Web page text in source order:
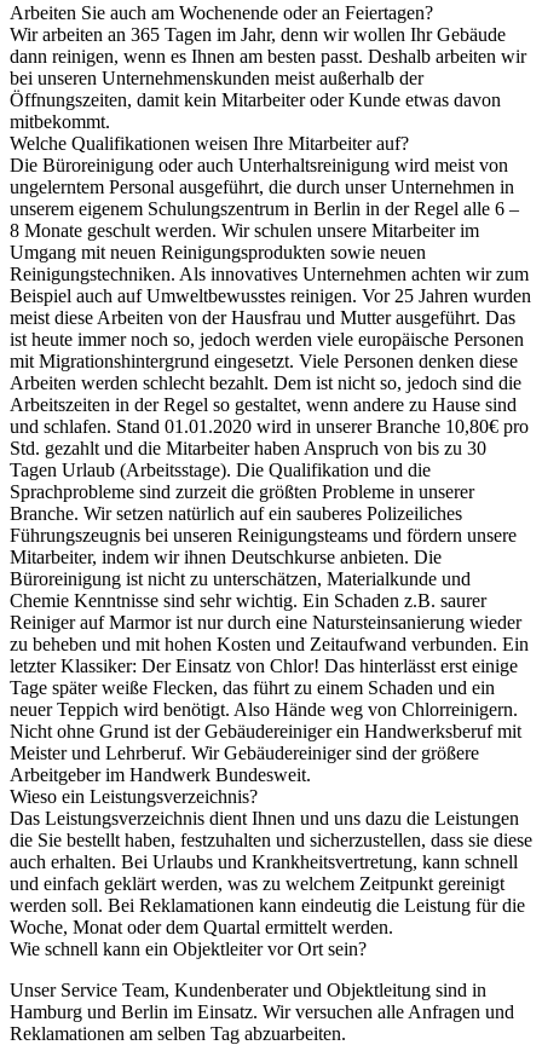
Arbeiten Sie auch am Wochenende oder an Feiertagen?
Wir arbeiten an 365 Tagen im Jahr, denn wir wollen Ihr Gebäude
dann reinigen, wenn es Ihnen am besten passt. Deshalb arbeiten wir
bei unseren Unternehmenskunden meist außerhalb der
Öffnungszeiten, damit kein Mitarbeiter oder Kunde etwas davon
mitbekommt.
Welche Qualifikationen weisen Ihre Mitarbeiter auf?
Die Büroreinigung oder auch Unterhaltsreinigung wird meist von
ungelerntem Personal ausgeführt, die durch unser Unternehmen in
unserem eigenem Schulungszentrum in Berlin in der Regel alle 6 –
8 Monate geschult werden. Wir schulen unsere Mitarbeiter im
Umgang mit neuen Reinigungsprodukten sowie neuen
Reinigungstechniken. Als innovatives Unternehmen achten wir zum
Beispiel auch auf Umweltbewusstes reinigen. Vor 25 Jahren wurden
meist diese Arbeiten von der Hausfrau und Mutter ausgeführt. Das
ist heute immer noch so, jedoch werden viele europäische Personen
mit Migrationshintergrund eingesetzt. Viele Personen denken diese
Arbeiten werden schlecht bezahlt. Dem ist nicht so, jedoch sind die
Arbeitszeiten in der Regel so gestaltet, wenn andere zu Hause sind
und schlafen. Stand 01.01.2020 wird in unserer Branche 10,80€ pro
Std. gezahlt und die Mitarbeiter haben Anspruch von bis zu 30
Tagen Urlaub (Arbeitsstage). Die Qualifikation und die
Sprachprobleme sind zurzeit die größten Probleme in unserer
Branche. Wir setzen natürlich auf ein sauberes Polizeiliches
Führungszeugnis bei unseren Reinigungsteams und fördern unsere
Mitarbeiter, indem wir ihnen Deutschkurse anbieten. Die
Büroreinigung ist nicht zu unterschätzen, Materialkunde und
Chemie Kenntnisse sind sehr wichtig. Ein Schaden z.B. saurer
Reiniger auf Marmor ist nur durch eine Natursteinsanierung wieder
zu beheben und mit hohen Kosten und Zeitaufwand verbunden. Ein
letzter Klassiker: Der Einsatz von Chlor! Das hinterlässt erst einige
Tage später weiße Flecken, das führt zu einem Schaden und ein
neuer Teppich wird benötigt. Also Hände weg von Chlorreinigern.
Nicht ohne Grund ist der Gebäudereiniger ein Handwerksberuf mit
Meister und Lehrberuf. Wir Gebäudereiniger sind der größere
Arbeitgeber im Handwerk Bundesweit.
Wieso ein Leistungsverzeichnis?
Das Leistungsverzeichnis dient Ihnen und uns dazu die Leistungen
die Sie bestellt haben, festzuhalten und sicherzustellen, dass sie diese
auch erhalten. Bei Urlaubs und Krankheitsvertretung, kann schnell
und einfach geklärt werden, was zu welchem Zeitpunkt gereinigt
werden soll. Bei Reklamationen kann eindeutig die Leistung für die
Woche, Monat oder dem Quartal ermittelt werden.
Wie schnell kann ein Objektleiter vor Ort sein?
Unser Service Team, Kundenberater und Objektleitung sind in
Hamburg und Berlin im Einsatz. Wir versuchen alle Anfragen und
Reklamationen am selben Tag abzuarbeiten.